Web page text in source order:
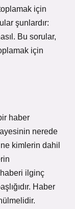
için
şunlardır:
Bu sorular,
için
haber
nerede
kimlerin dahil
ilginç
Haber